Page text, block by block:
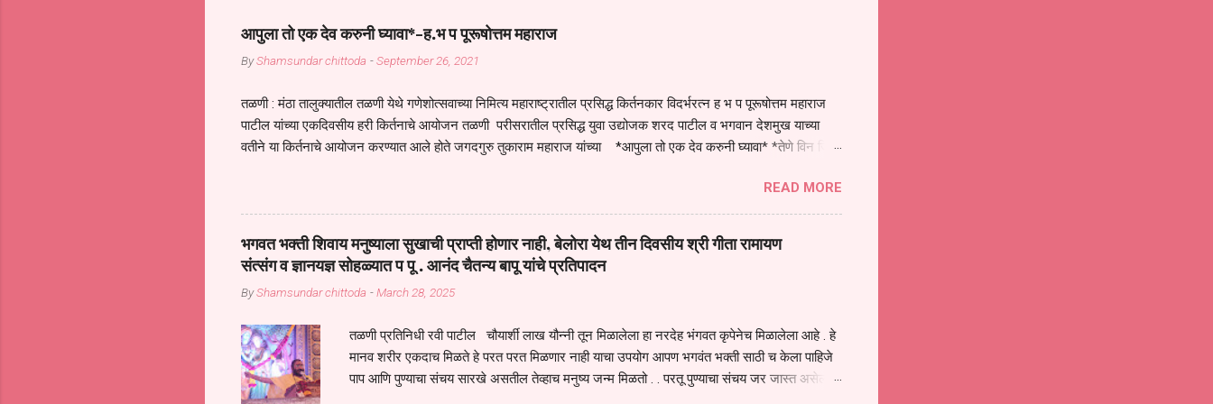
आपुला तो एक देव करुनी घ्यावा*-ह.भ प पूरूषोत्तम महाराज
ByShamsundar chittoda -September 26, 2021
तळणी : मंठा तालुक्यातील तळणी येथे गणेशोत्सवाच्या निमित्य महाराष्ट्रातील प्रसिद्ध किर्तनकार विदर्भरत्न ह भ प पूरूषोत्तम महाराज
पाटील यांच्या एकदिवसीय हरी किर्तनाचे आयोजन तळणी परीसरातील प्रसिद्ध युवा उद्योजक शरद पाटील व भगवान देशमुख याच्या
वतीने या किर्तनाचे आयोजन करण्यात आले होते जगदगुरु तुकाराम महाराज यांच्या *आपुला तो एक देव करुनी घ्यावा* *तेणे विन जिवा
जातीच्या परीक्षेचा काळ आहे धर्ममंडपात बसलेली लोक ही खरच भाग्यवान आहेत कोरोना सारख्या महामारीत आपंण जिवंत आहोत या
महामारीतून जर आपल्याला वाचायचे असेल तर धार्मीक विचाराचा आधार आपल्याला घ्यावाच लागेल महामारीच्या काळात वारकरी
सप्रदायच खूप मोठा आधार आहे सध्य स्थितीत मानव जातीची मानसीक अवस्था सक्षम असणे गरजेचे आहे कोरोना ने मानवी जीवनातील
गरजा कीती कमी आहेत यांची जाणीव आपल्या सगळ्याना करून दीली आहे मनुष्याच्या आयुष्यातील नामसाधना ही त्याच्यासाठी खूप मोठा
आधार असते परतू आज काल तीच साधना करण्याचा आळस आ...
READ MORE
भगवत भक्ती शिवाय मनुष्याला सुखाची प्राप्ती होणार नाही, बेलोरा येथ तीन दिवसीय श्री गीता रामायण
संत्संग व ज्ञानयज्ञ सोहळ्यात प पू . आनंद चैतन्य बापू यांचे प्रतिपादन
ByShamsundar chittoda -March 28, 2025
तळणी प्रतिनिधी रवी पाटील चौयार्शी लाख यौन्नी तून मिळालेला हा नरदेह भंगवत कृपेनेच मिळालेला आहे . हे
मानव शरीर एकदाच मिळते हे परत परत मिळणार नाही याचा उपयोग आपण भगवंत भक्ती साठी च केला पाहिजे
पाप आणि पुण्याचा संचय सारखे असतील तेव्हाच मनुष्य जन्म मिळतो . . परतू पुण्याचा संचय जर जास्त असेल